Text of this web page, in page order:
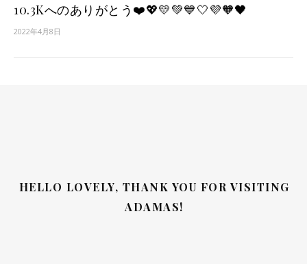
10.3Kへのありがとう❤️💖💛💚💙🤍💜🧡🖤
2022年4月8日
HELLO LOVELY, THANK YOU FOR VISITING
ADAMAS!